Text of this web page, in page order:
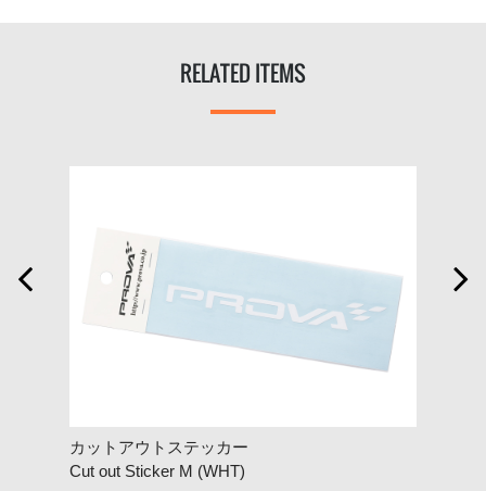
RELATED ITEMS

カットアウトステッカー
Cut out Sticker M (WHT)
